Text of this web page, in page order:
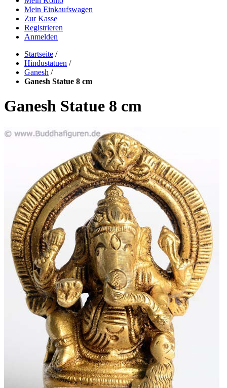
Mein Einkaufswagen
Zur Kasse
Registrieren
Anmelden
Startseite /
Hindustatuen /
Ganesh /
Ganesh Statue 8 cm
Ganesh Statue 8 cm